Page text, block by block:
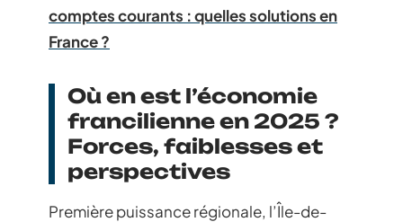
comptes courants : quelles solutions en
France ?
Où en est l’économie
francilienne en 2025 ?
Forces, faiblesses et
perspectives
Première puissance régionale, l’Île-de-